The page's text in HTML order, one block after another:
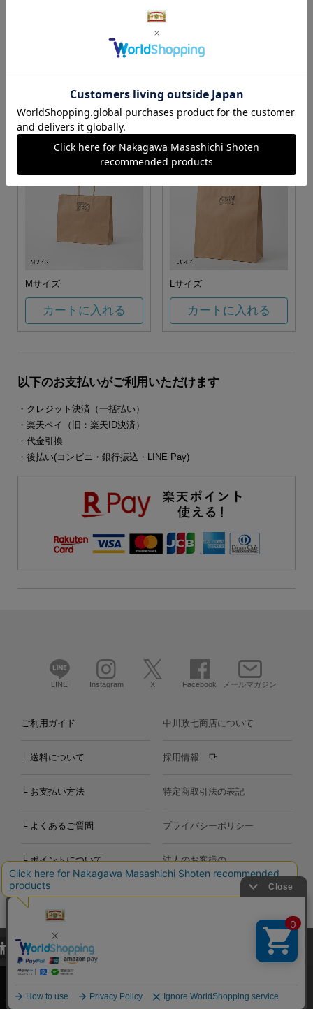
カートに入れる カートに入れる
Mサイズ
カートに入れる
Lサイズ
カートに入れる
以下のお支払いがご利用いただけます
・クレジット決済（一括払い）
・楽天ペイ（旧：楽天ID決済）
・代金引換
・後払い(コンビニ・銀行振込・LINE Pay)
LINE Instagram X Facebook メールマガジン
ご利用ガイド
└ 送料について
└ お支払い方法
└ よくあるご質問
└ ポイントについて
お問い合わせ
中川政七商店について
採用情報
特定商取引法の表記
プライバシーポリシー
法人のお客様の
お問い合わせ
Copyright©2000-2026
Nakagawa Masashichi Shoten All Rights Reserved.
当サイトでは、当サイト内における閲覧履歴・属性情報などの取得およ
び利便性向上のためにクッキー（Cookie）を使用いたします。詳細に
関しては「プライバシーポリシー
承諾する